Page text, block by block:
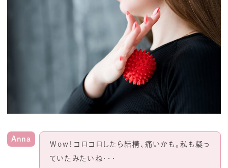
Anna
Wow！コロコロしたら結構、痛いかも。私も凝っ
ていたみたいね・・・